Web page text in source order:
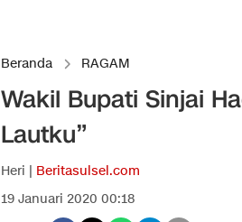
Beranda RAGAM
Wakil Bupati Sinjai
Lautku”
Heri | Beritasulsel.com
19 Januari 2020 00:18